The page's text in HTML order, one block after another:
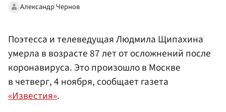
Александр Чернов
Поэтесса и телеведущая Людмила Щипахина
умерла в возрасте 87 лет от осложнений после
коронавируса. Это произошло в Москве
в четверг, 4 ноября, сообщает газета
«Известия».